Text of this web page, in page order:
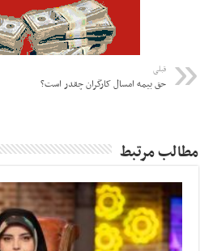
قبلی
حق بیمه امسال کارگران چقدر است؟
مطالب مرتبط